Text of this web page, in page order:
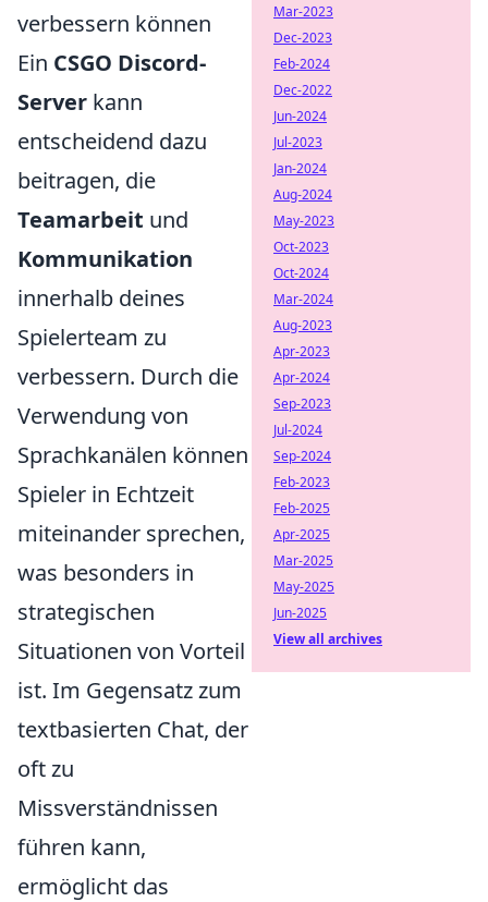
verbessern können
Ein CSGO Discord-
Server kann
entscheidend dazu
beitragen, die
Teamarbeit und
Kommunikation
innerhalb deines
Spielerteam zu
verbessern. Durch die
Verwendung von
Sprachkanälen können
Spieler in Echtzeit
miteinander sprechen,
was besonders in
strategischen
Situationen von Vorteil
ist. Im Gegensatz zum
textbasierten Chat, der
oft zu
Missverständnissen
führen kann,
ermöglicht das
Mar-2023
Dec-2023
Feb-2024
Dec-2022
Jun-2024
Jul-2023
Jan-2024
Aug-2024
May-2023
Oct-2023
Oct-2024
Mar-2024
Aug-2023
Apr-2023
Apr-2024
Sep-2023
Jul-2024
Sep-2024
Feb-2023
Feb-2025
Apr-2025
Mar-2025
May-2025
Jun-2025
View all archives